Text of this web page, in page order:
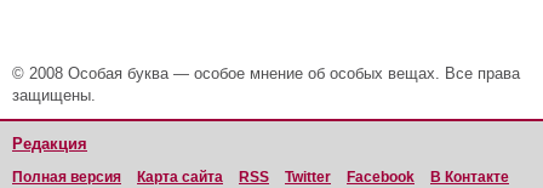
© 2008 Особая буква — особое мнение об особых вещах. Все права
защищены.
Редакция
Полная версия Карта сайта RSS Twitter Facebook В Контакте